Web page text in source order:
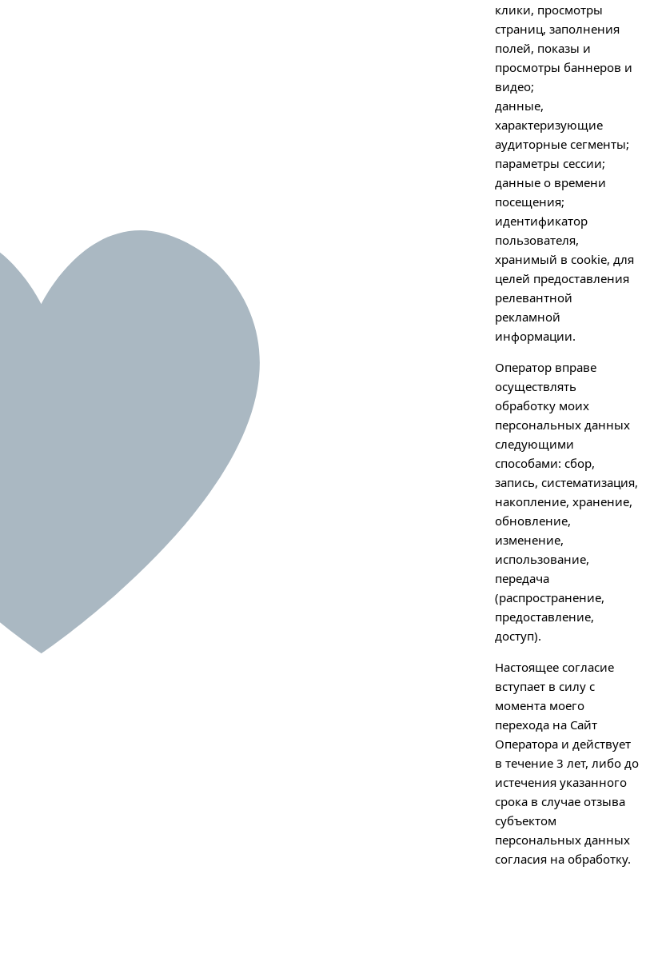
клики, просмотры
страниц, заполнения
полей, показы и
просмотры баннеров и
видео;
данные,
характеризующие
аудиторные сегменты;
параметры сессии;
данные о времени
посещения;
идентификатор
пользователя,
хранимый в cookie, для
целей предоставления
релевантной
рекламной
информации.
Оператор вправе
осуществлять
обработку моих
персональных данных
следующими
способами: сбор,
запись, систематизация,
накопление, хранение,
обновление,
изменение,
использование,
передача
(распространение,
предоставление,
доступ).
Настоящее согласие
вступает в силу с
момента моего
перехода на Сайт
Оператора и действует
в течение 3 лет, либо до
истечения указанного
срока в случае отзыва
субъектом
персональных данных
согласия на обработку.